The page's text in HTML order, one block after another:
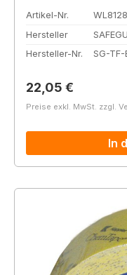
Artikel-Nr.
Hersteller
Hersteller-Nr.
SG-TF-
Regulärer Preis:
22,05 €
Preise exkl. MwSt. zzgl.
In